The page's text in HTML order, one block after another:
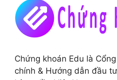
Chứng khoán Edu là
chính & Hướng dẫn đầu